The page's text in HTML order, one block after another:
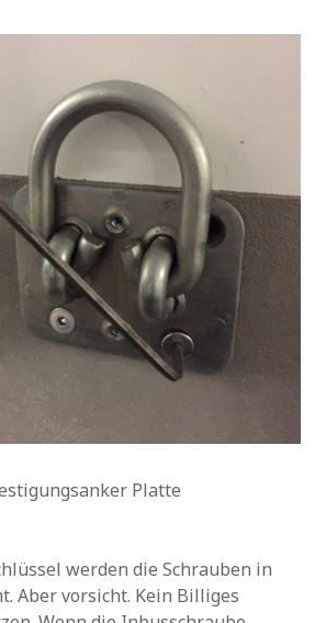
Platte
werden die Schrauben in
Aber vorsicht. Kein Billiges